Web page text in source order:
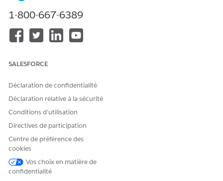
Détails de l'action
Type d'action
Action de référence
Cette action exécute-t-elle
un ou plusieurs modèles
d'invite ?
1-800-667-6389
SALESFORCE
Déclaration de confidentialité
Déclaration relative à la sécurité
Conditions d’utilisation
Directives de participation
Centre de préférence des
cookies
Vos choix en matière de
confidentialité